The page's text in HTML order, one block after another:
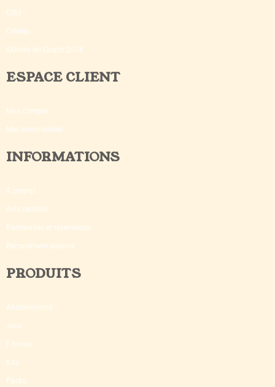
CGU
Crédits
©Outils du Coach 2018
ESPACE CLIENT
Mon compte
Mes commandes
INFORMATIONS
A propos
Avis certifiés
Partenaires et revendeurs
Recrutement auteurs
PRODUITS
Abonnements
Jeux
E-books
Kits
Packs